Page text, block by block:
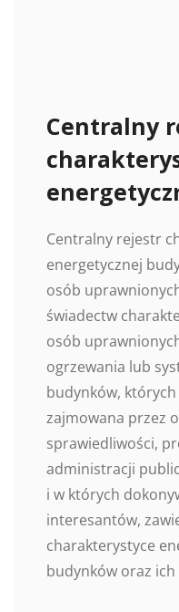
Centralny
Centralny rejestr
energetycznej
osób
świadectw
osób
ogrzewania lub
budynków,
zajmowana przez
sprawiedliwości,
administracji
i w których
interesantów,
charakterystyce
budynków oraz